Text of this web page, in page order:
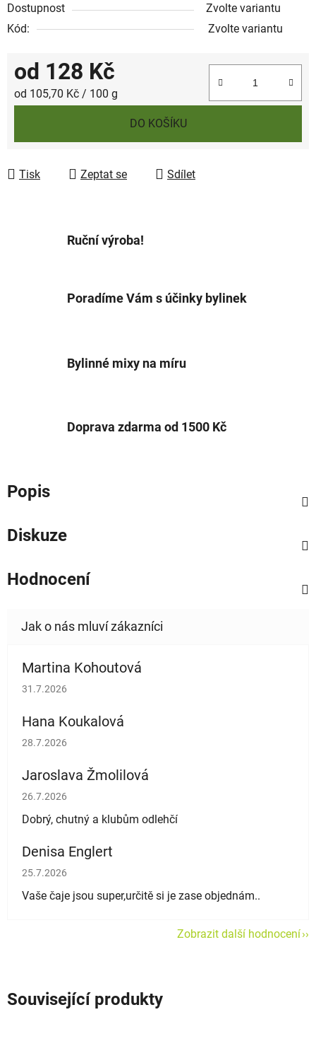
Dostupnost
Zvolte variantu
Kód:
Zvolte variantu
od 128 Kč
Měrná cena:
od 105,70 Kč / 100 g
DO KOŠÍKU
Tisk Zeptat se Sdílet
Ruční výroba!
Poradíme Vám s účinky bylinek
Bylinné mixy na míru
Doprava zdarma od 1500 Kč
Popis
Diskuze
Hodnocení
Martina Kohoutová
Hodnocení obchodu je 5 z 5 hvězdiček.
31.7.2026
Hana Koukalová
Hodnocení obchodu je 5 z 5 hvězdiček.
28.7.2026
Jaroslava Žmolilová
Hodnocení obchodu je 5 z 5 hvězdiček.
26.7.2026
Dobrý, chutný a klubům odlehčí
Denisa Englert
Hodnocení obchodu je 5 z 5 hvězdiček.
25.7.2026
Vaše čaje jsou super,určitě si je zase objednám..
Zobrazit další hodnocení
Související produkty